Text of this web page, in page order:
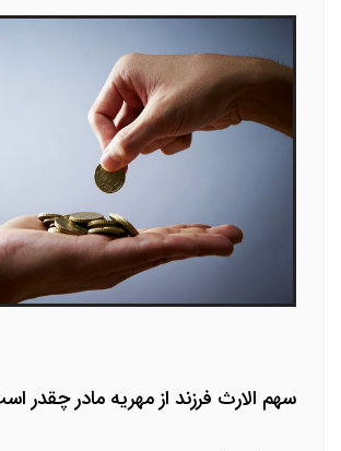
سهم الارث فرزند از مهریه مادر چقدر